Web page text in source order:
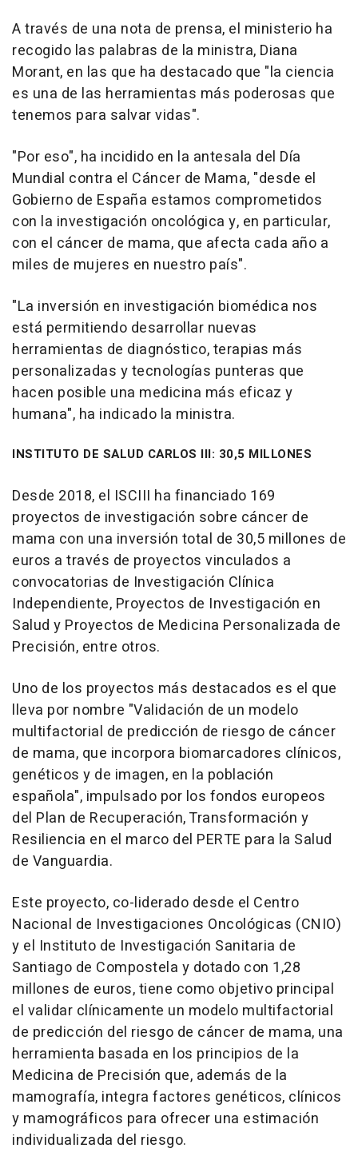
A través de una nota de prensa, el ministerio ha
recogido las palabras de la ministra, Diana
Morant, en las que ha destacado que "la ciencia
es una de las herramientas más poderosas que
tenemos para salvar vidas".
"Por eso", ha incidido en la antesala del Día
Mundial contra el Cáncer de Mama, "desde el
Gobierno de España estamos comprometidos
con la investigación oncológica y, en particular,
con el cáncer de mama, que afecta cada año a
miles de mujeres en nuestro país".
"La inversión en investigación biomédica nos
está permitiendo desarrollar nuevas
herramientas de diagnóstico, terapias más
personalizadas y tecnologías punteras que
hacen posible una medicina más eficaz y
humana", ha indicado la ministra.
INSTITUTO DE SALUD CARLOS III: 30,5 MILLONES
Desde 2018, el ISCIII ha financiado 169
proyectos de investigación sobre cáncer de
mama con una inversión total de 30,5 millones de
euros a través de proyectos vinculados a
convocatorias de Investigación Clínica
Independiente, Proyectos de Investigación en
Salud y Proyectos de Medicina Personalizada de
Precisión, entre otros.
Uno de los proyectos más destacados es el que
lleva por nombre "Validación de un modelo
multifactorial de predicción de riesgo de cáncer
de mama, que incorpora biomarcadores clínicos,
genéticos y de imagen, en la población
española", impulsado por los fondos europeos
del Plan de Recuperación, Transformación y
Resiliencia en el marco del PERTE para la Salud
de Vanguardia.
Este proyecto, co-liderado desde el Centro
Nacional de Investigaciones Oncológicas (CNIO)
y el Instituto de Investigación Sanitaria de
Santiago de Compostela y dotado con 1,28
millones de euros, tiene como objetivo principal
el validar clínicamente un modelo multifactorial
de predicción del riesgo de cáncer de mama, una
herramienta basada en los principios de la
Medicina de Precisión que, además de la
mamografía, integra factores genéticos, clínicos
y mamográficos para ofrecer una estimación
individualizada del riesgo.